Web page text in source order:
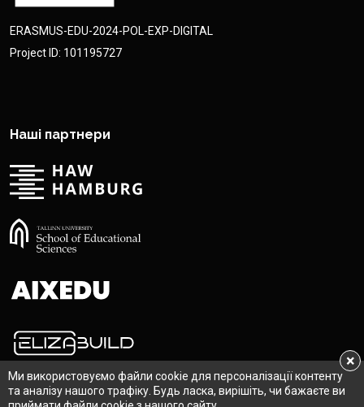
ERASMUS-EDU-2024-POL-EXP-DIGITAL
Project ID: 101195727
Наші партнери
Ми використовуємо файли cookie для персоналізації контенту
та аналізу нашого трафіку. Будь ласка, вирішіть, чи бажаєте ви
×